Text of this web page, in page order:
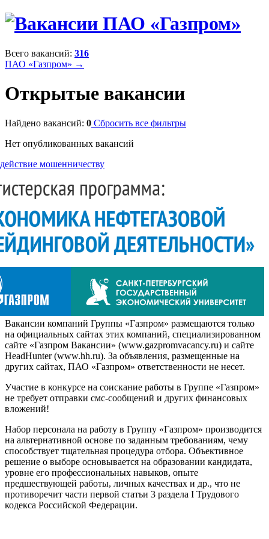
Всего вакансий: 316
ПАО «Газпром» →
Открытые вакансии
Найдено вакансий: 0 Сбросить все фильтры
Нет опубликованных вакансий
мошенничеству
Вакансии компаний Группы «Газпром» размещаются только
на официальных сайтах этих компаний, специализированном
сайте «Газпром Вакансии» (www.gazpromvacancy.ru) и сайте
HeadHunter (www.hh.ru). За объявления, размещенные на
других сайтах, ПАО «Газпром» ответственности не несет.
Участие в конкурсе на соискание работы в Группе «Газпром»
не требует отправки смс-сообщений и других финансовых
вложений!
Набор персонала на работу в Группу «Газпром» производится
на альтернативной основе по заданным требованиям, чему
способствует тщательная процедура отбора. Объективное
решение о выборе основывается на образовании кандидата,
уровне его профессиональных навыков, опыте
предшествующей работы, личных качествах и др., что не
противоречит части первой статьи 3 раздела I Трудового
кодекса Российской Федерации.